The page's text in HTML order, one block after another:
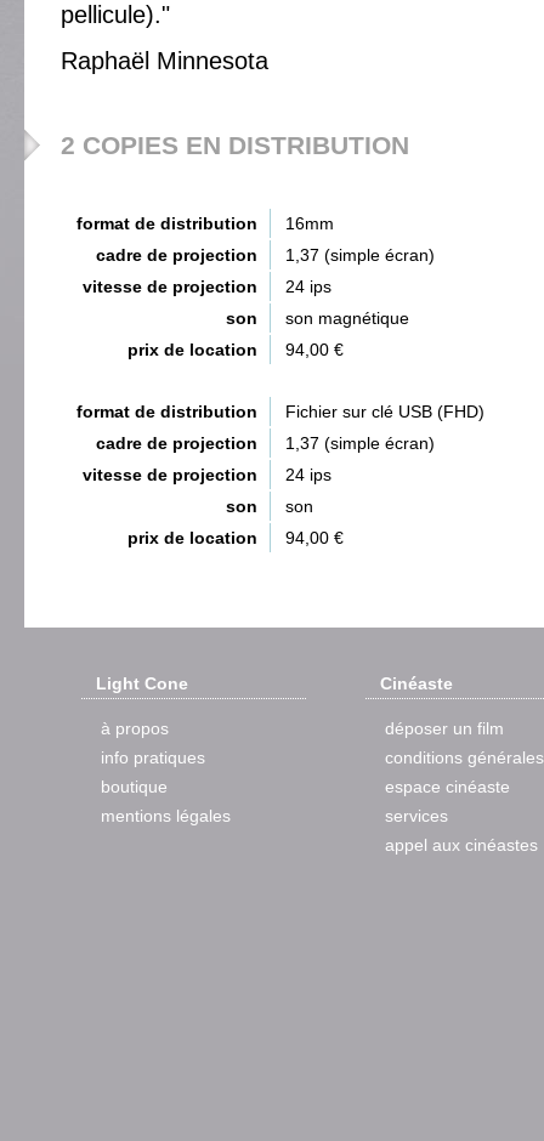
pellicule)."
Raphaël Minnesota
2 COPIES EN DISTRIBUTION
format de distribution
16mm
cadre de projection
1,37 (simple écran)
vitesse de projection
24 ips
son
son magnétique
prix de location
94,00 €
format de distribution
Fichier sur clé USB (FHD)
cadre de projection
1,37 (simple écran)
vitesse de projection
24 ips
son
son
prix de location
94,00 €
Light Cone
à propos
info pratiques
boutique
mentions légales
Cinéaste
déposer un film
conditions générales
espace cinéaste
services
appel aux cinéastes